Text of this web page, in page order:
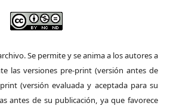
Se permite y se anima a los autores a
las versiones pre-print (versión antes de
(versión evaluada y aceptada para su
antes de su publicación, ya que favorece